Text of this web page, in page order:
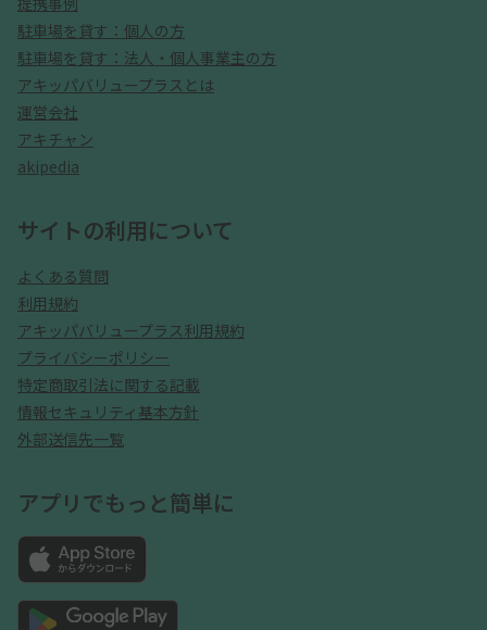
駐車場を貸す：個人の方
駐車場を貸す：法人・個人事業主の方
アキッパバリュープラスとは
運営会社
アキチャン
akipedia
サイトの利用について
よくある質問
利用規約
アキッパバリュープラス利用規約
プライバシーポリシー
特定商取引法に関する記載
情報セキュリティ基本方針
外部送信先一覧
アプリでもっと簡単に